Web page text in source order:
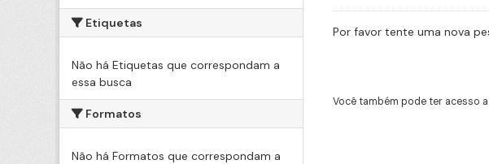
Etiquetas
Não há Etiquetas que correspondam a
essa busca
Formatos
Não há Formatos que correspondam a
Por favor tente uma nova
Você também pode ter acesso